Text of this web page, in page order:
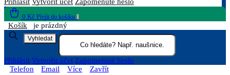
0 Kč Přejít do košíku 0
Košík je prázdný
Vyhledat
Přihlásit Vytvořit účet Zapomenuté heslo
Telefon
Email Více
Zavřít